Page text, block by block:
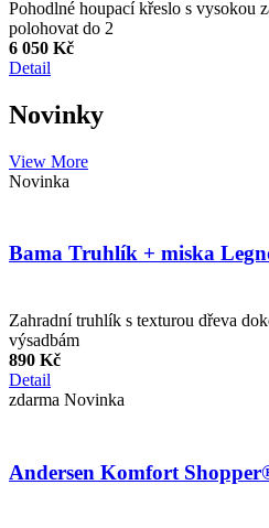
Pohodlné houpací křeslo s vysokou
polohovat do 2
6 050 Kč
Detail
Novinky
View More
Novinka
Bama Truhlík + miska
Zahradní truhlík s texturou dřeva
výsadbám
890 Kč
Detail
zdarma Novinka
Andersen Komfort